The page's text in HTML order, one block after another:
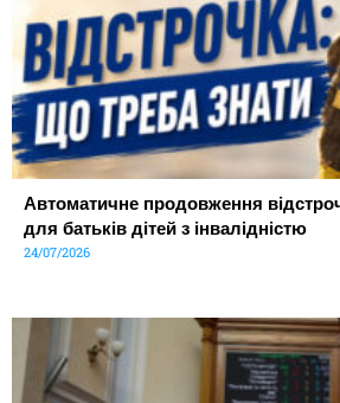
Автоматичне продовження
для батьків дітей з інвалідністю
24/07/2026